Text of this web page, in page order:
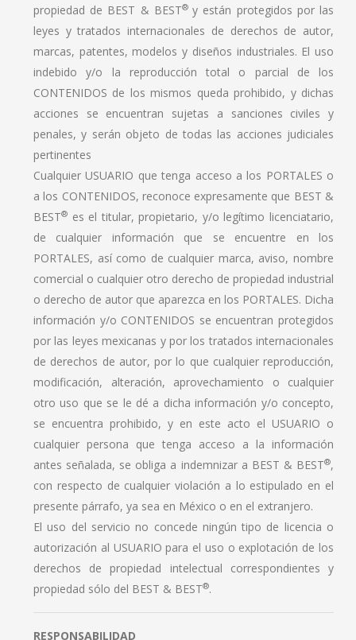
propiedad de BEST & BEST®y están protegidos por las
leyes y tratados internacionales de derechos de autor,
marcas, patentes, modelos y diseños industriales. El uso
indebido y/o la reproducción total o parcial de los
CONTENIDOS de los mismos queda prohibido, y dichas
acciones se encuentran sujetas a sanciones civiles y
penales, y serán objeto de todas las acciones judiciales
pertinentes
Cualquier USUARIO que tenga acceso a los PORTALES o
a los CONTENIDOS, reconoce expresamente que BEST &
BEST® es el titular, propietario, y/o legítimo licenciatario,
de cualquier información que se encuentre en los
PORTALES, así como de cualquier marca, aviso, nombre
comercial o cualquier otro derecho de propiedad industrial
o derecho de autor que aparezca en los PORTALES. Dicha
información y/o CONTENIDOS se encuentran protegidos
por las leyes mexicanas y por los tratados internacionales
de derechos de autor, por lo que cualquier reproducción,
modificación, alteración, aprovechamiento o cualquier
otro uso que se le dé a dicha información y/o concepto,
se encuentra prohibido, y en este acto el USUARIO o
cualquier persona que tenga acceso a la información
antes señalada, se obliga a indemnizar a BEST & BEST®,
con respecto de cualquier violación a lo estipulado en el
presente párrafo, ya sea en México o en el extranjero.
El uso del servicio no concede ningún tipo de licencia o
autorización al USUARIO para el uso o explotación de los
derechos de propiedad intelectual correspondientes y
propiedad sólo del BEST & BEST®.
RESPONSABILIDAD